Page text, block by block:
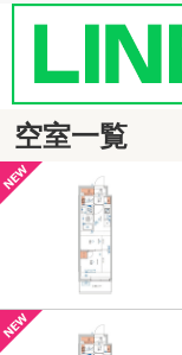
空室一覧